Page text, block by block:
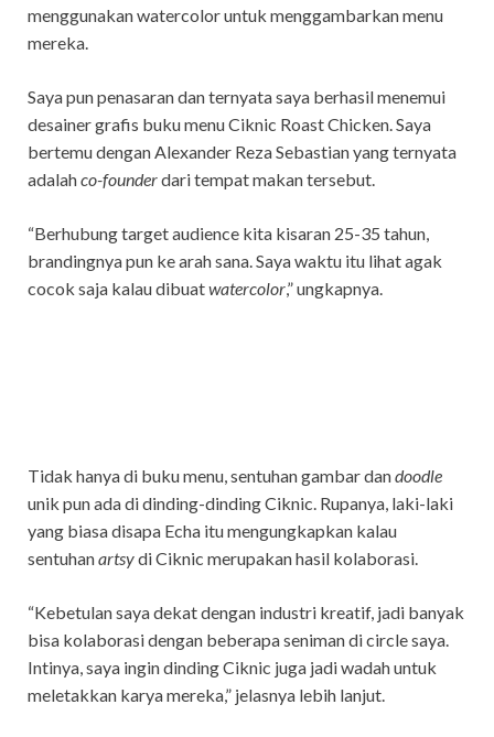
menggunakan watercolor untuk menggambarkan menu
mereka.
Saya pun penasaran dan ternyata saya berhasil menemui
desainer grafis buku menu Ciknic Roast Chicken. Saya
bertemu dengan Alexander Reza Sebastian yang ternyata
adalahco-founderdari tempat makan tersebut.
“Berhubung target audience kita kisaran 25-35 tahun,
brandingnya pun ke arah sana. Saya waktu itu lihat agak
cocok saja kalau dibuatwatercolor,” ungkapnya.
Tidak hanya di buku menu, sentuhan gambar dandoodle
unik pun ada di dinding-dinding Ciknic. Rupanya, laki-laki
yang biasa disapa Echa itu mengungkapkan kalau
sentuhanartsydi Ciknic merupakan hasil kolaborasi.
“Kebetulan saya dekat dengan industri kreatif, jadi banyak
bisa kolaborasi dengan beberapa seniman di circle saya.
Intinya, saya ingin dinding Ciknic juga jadi wadah untuk
meletakkan karya mereka,” jelasnya lebih lanjut.